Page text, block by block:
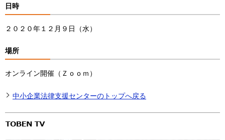
日時
２０２０年１２月９日（水）
場所
オンライン開催（Ｚｏｏｍ）
中小企業法律支援センターのトップへ戻る